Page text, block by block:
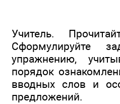
Учитель.
Сформулируйте
упражнению,
порядок
вводных слов и
предложений.